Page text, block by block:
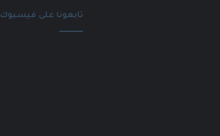
تابعونا على فيسبوك